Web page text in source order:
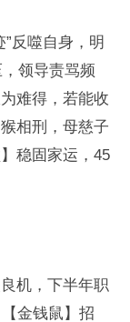
反噬自身，明
领导责骂频
难得，若能收
相刑，母慈子
稳固家运，45
机，下半年职
金钱鼠】招